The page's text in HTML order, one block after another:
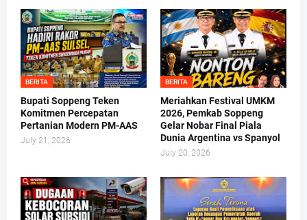
BERITA
Bupati Soppeng Teken
Komitmen Percepatan
Pertanian Modern PM-AAS
July 21, 2026
BERITA
Meriahkan Festival UMKM
2026, Pemkab Soppeng
Gelar Nobar Final Piala
Dunia Argentina vs Spanyol
July 20, 2026